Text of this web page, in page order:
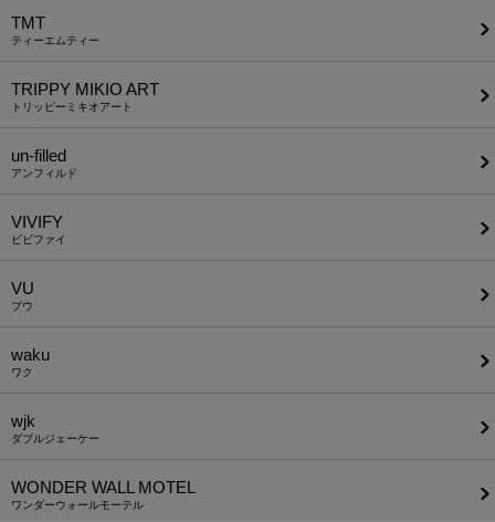
TMT
ティーエムティー
TRIPPY MIKIO ART
トリッピーミキオアート
un-filled
アンフィルド
VIVIFY
ビビファイ
VU
ブウ
waku
ワク
wjk
ダブルジェーケー
WONDER WALL MOTEL
ワンダーウォールモーテル